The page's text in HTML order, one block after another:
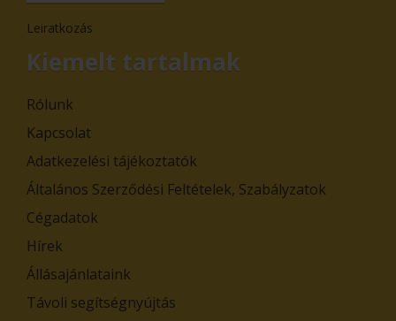
Leiratkozás
Kiemelt tartalmak
Rólunk
Kapcsolat
Adatkezelési tájékoztatók
Általános Szerződési Feltételek, Szabályzatok
Cégadatok
Hírek
Állásajánlataink
Távoli segítségnyújtás